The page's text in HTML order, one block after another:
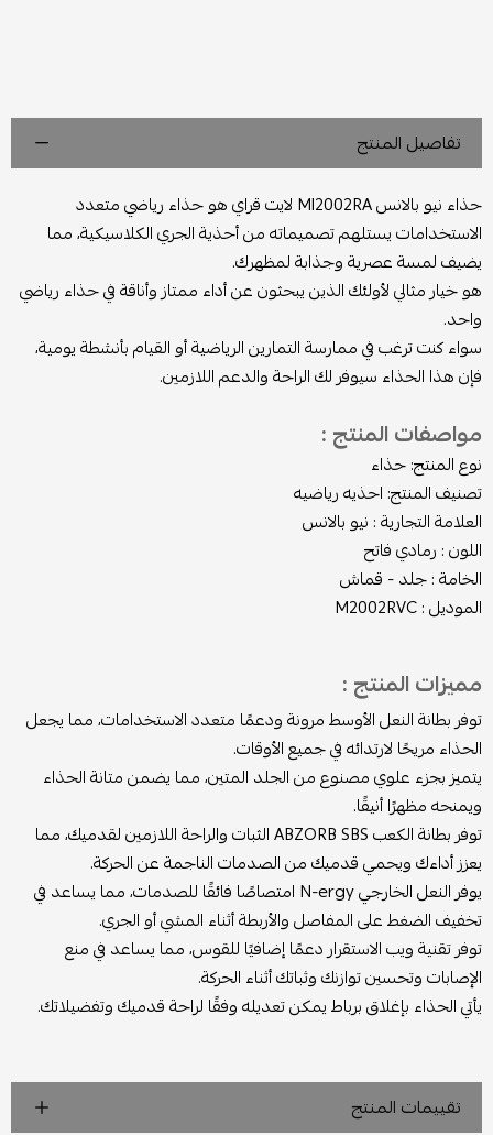
تفاصيل المنتج
حذاء نيو بالانس Ml2002RA لايت قراي هو حذاء رياضي متعدد
الاستخدامات يستلهم تصميماته من أحذية الجري الكلاسيكية، مما
يضيف لمسة عصرية وجذابة لمظهرك.
هو خيار مثالي لأولئك الذين يبحثون عن أداء ممتاز وأناقة في حذاء رياضي
واحد.
سواء كنت ترغب في ممارسة التمارين الرياضية أو القيام بأنشطة يومية،
فإن هذا الحذاء سيوفر لك الراحة والدعم اللازمين.
مواصفات المنتج :
نوع المنتج: حذاء
تصنيف المنتج: احذيه رياضيه
العلامة التجارية : نيو بالانس
اللون : رمادي فاتح
الخامة : جلد - قماش
الموديل : M2002RVC
مميزات المنتج :
توفر بطانة النعل الأوسط مرونة ودعمًا متعدد الاستخدامات، مما يجعل
الحذاء مريحًا لارتدائه في جميع الأوقات.
يتميز بجزء علوي مصنوع من الجلد المتين، مما يضمن متانة الحذاء
ويمنحه مظهرًا أنيقًا.
توفر بطانة الكعب ABZORB SBS الثبات والراحة اللازمين لقدميك، مما
يعزز أداءك ويحمي قدميك من الصدمات الناجمة عن الحركة.
يوفر النعل الخارجي N-ergy امتصاصًا فائقًا للصدمات، مما يساعد في
تخفيف الضغط على المفاصل والأربطة أثناء المشي أو الجري.
توفر تقنية ويب الاستقرار دعمًا إضافيًا للقوس، مما يساعد في منع
الإصابات وتحسين توازنك وثباتك أثناء الحركة.
يأتي الحذاء بإغلاق برباط يمكن تعديله وفقًا لراحة قدميك وتفضيلاتك.
تقييمات المنتج